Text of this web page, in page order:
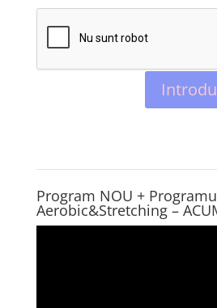
Program NOU +
Aerobic&Stretching –